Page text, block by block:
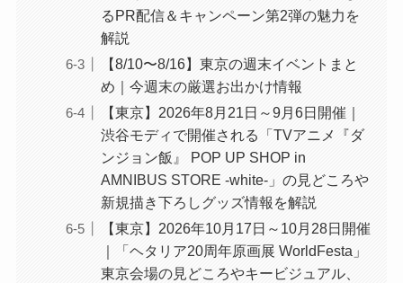
るPR配信＆キャンペーン第2弾の魅力を
解説
【8/10〜8/16】東京の週末イベントまと
め｜今週末の厳選お出かけ情報
【東京】2026年8月21日～9月6日開催｜
渋谷モディで開催される「TVアニメ『ダ
ンジョン飯』 POP UP SHOP in
AMNIBUS STORE -white-」の見どころや
新規描き下ろしグッズ情報を解説
【東京】2026年10月17日～10月28日開催
｜「ヘタリア20周年原画展 WorldFesta」
東京会場の見どころやキービジュアル、